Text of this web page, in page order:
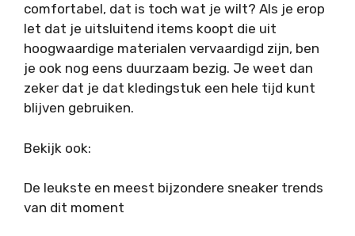
comfortabel, dat is toch wat je wilt? Als je erop
let dat je uitsluitend items koopt die uit
hoogwaardige materialen vervaardigd zijn, ben
je ook nog eens duurzaam bezig. Je weet dan
zeker dat je dat kledingstuk een hele tijd kunt
blijven gebruiken.
Bekijk ook:
De leukste en meest bijzondere sneaker trends
van dit moment